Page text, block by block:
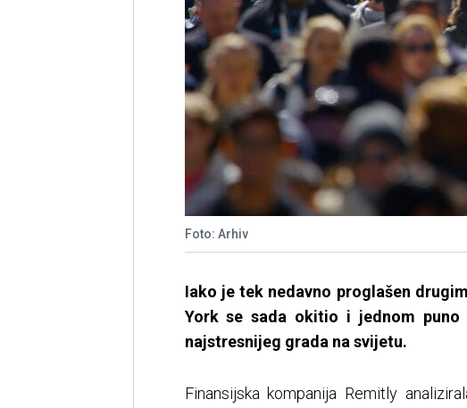
Foto: Arhiv
Iako je tek nedavno proglašen
York se sada okitio i jednom
najstresnijeg grada na svijetu.
Finansijska kompanija Remitly